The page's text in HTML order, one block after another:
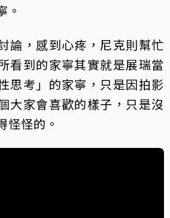
。
論，感到心疼，尼克則幫忙
看到的家寧其實就是展瑞當
思考」的家寧，只是因拍影
大家會喜歡的樣子，只是沒
怪怪的。